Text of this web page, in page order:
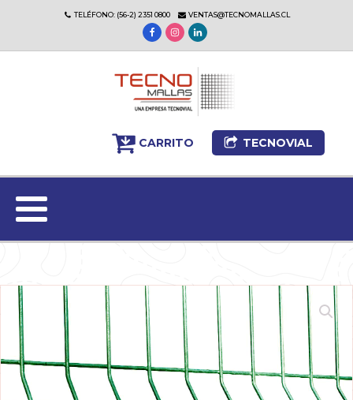
TELÉFONO: (56-2) 2351 0800 VENTAS@TECNOMALLAS.CL
CARRITO TECNOVIAL